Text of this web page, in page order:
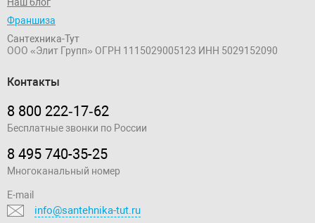
Франшиза
Сантехника-Тут
ООО «Элит Групп» ОГРН 1115029005123 ИНН 5029152090
Контакты
8 800 222‑17‑62
Бесплатные звонки по России
8 495 740-35-25
Многоканальный номер
E-mail
info@santehnika-tut.ru